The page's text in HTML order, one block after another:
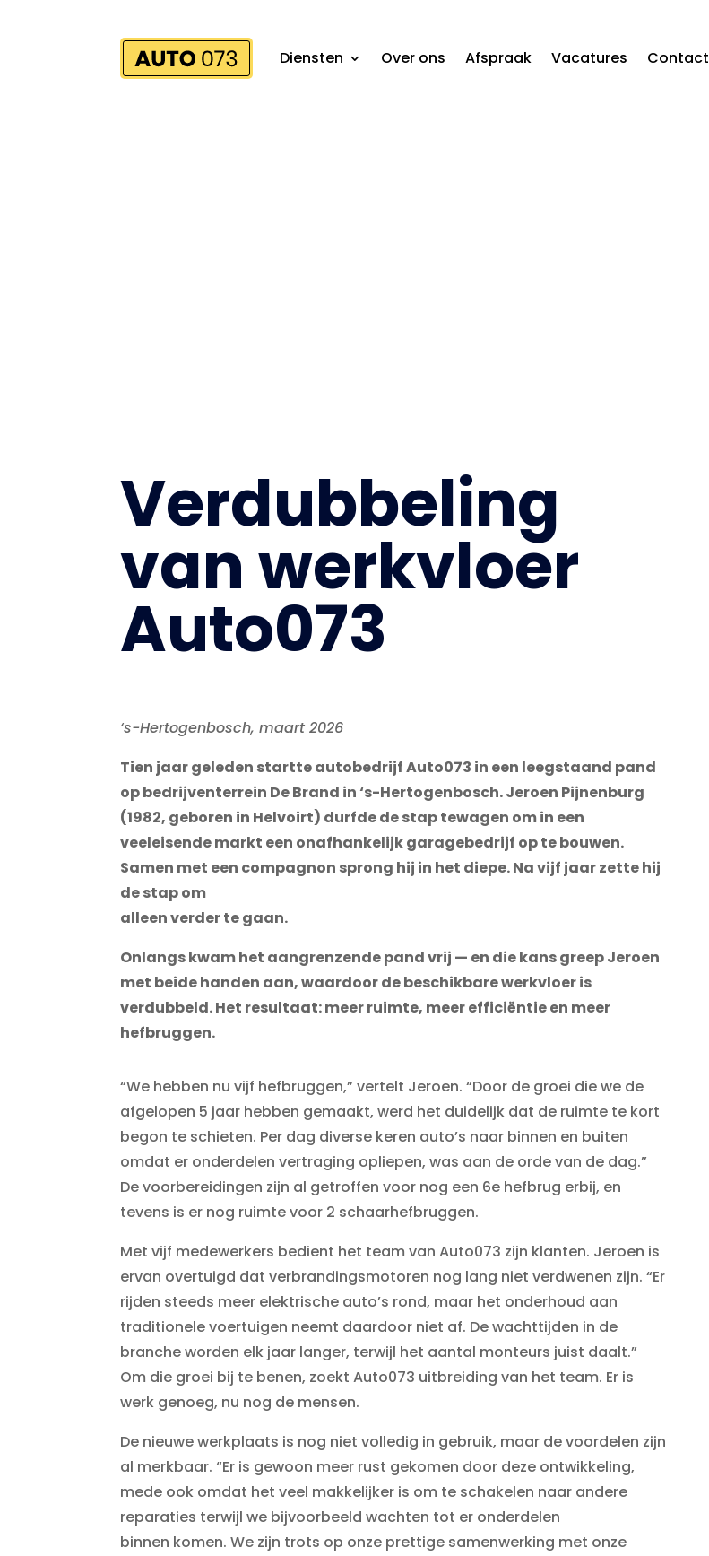
Diensten Over ons Afspraak Vacatures Contact
Verdubbeling
van werkvloer
Auto073
‘s-Hertogenbosch, maart 2026
Tien jaar geleden startte autobedrijf Auto073 in een leegstaand pand
op bedrijventerrein De Brand in‘s-Hertogenbosch. Jeroen Pijnenburg
(1982, geboren in Helvoirt) durfde de stap tewagen om in een
veeleisende markt een onafhankelijk garagebedrijf op te bouwen.
Samen met een compagnon sprong hij in het diepe. Na vijf jaar zette hij
de stap om
alleen verder te gaan.
Onlangs kwam het aangrenzende pand vrij — en die kans greep Jeroen
met beidehanden aan, waardoor de beschikbare werkvloer is
verdubbeld. Het resultaat: meerruimte, meer efficiëntie en meer
hefbruggen.
“We hebben nu vijf hefbruggen,” vertelt Jeroen. “Door de groei die we de
afgelopen 5 jaar hebben gemaakt, werd het duidelijk dat de ruimte te kort
begon te schieten. Per dag diverse keren auto’s naar binnen en buiten
omdat er onderdelen vertraging opliepen, was aan de orde van de dag.”
De voorbereidingen zijn al getroffen voor nog een 6e hefbrug erbij, en
tevens is er nog ruimte voor 2 schaarhefbruggen.
Met vijf medewerkers bedient het team van Auto073 zijn klanten. Jeroen is
ervan overtuigd dat verbrandingsmotoren nog lang niet verdwenen zijn. “Er
rijden steeds meer elektrische auto’s rond, maar het onderhoud aan
traditionele voertuigen neemt daardoor niet af. De wachttijden in de
branche worden elk jaar langer, terwijl het aantal monteurs juist daalt.”
Om die groei bij te benen, zoekt Auto073 uitbreiding van het team. Er is
werk genoeg, nu nog de mensen.
De nieuwe werkplaats is nog niet volledig in gebruik, maar de voordelen zijn
al merkbaar. “Er is gewoon meer rust gekomen door deze ontwikkeling,
mede ook omdat het veel makkelijker is om te schakelen naar andere
reparaties terwijl we bijvoorbeeld wachten tot er onderdelen
binnen komen. We zijn trots op onze prettige samenwerking met onze